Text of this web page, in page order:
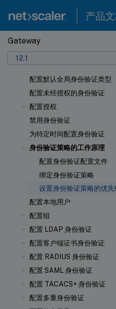
产品
Gateway
12.1
配置默认全局身份验证类型
配置未经授权的身份验证
配置授权
禁用身份验证
为特定时间配置身份验证
身份验证策略的工作原理
配置身份验证配置文件
绑定身份验证策略
设置身份验证策略的优先
配置本地用户
配置组
配置 LDAP 身份验证
配置客户端证书身份验证
配置 RADIUS 身份验证
配置 SAML 身份验证
配置 TACACS+ 身份验证
配置多重身份验证